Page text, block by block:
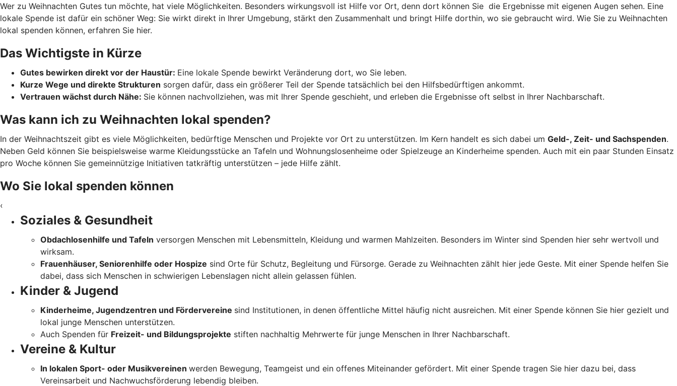
Wer zu Weihnachten Gutes tun möchte, hat viele Möglichkeiten. Besonders wirkungsvoll ist Hilfe vor Ort, denn dort können Sie die Ergebnisse mit eigenen Augen sehen. Eine
lokale Spende ist dafür ein schöner Weg: Sie wirkt direkt in Ihrer Umgebung, stärkt den Zusammenhalt und bringt Hilfe dorthin, wo sie gebraucht wird. Wie Sie zu Weihnachten
lokal spenden können, erfahren Sie hier.
Das Wichtigste in Kürze
Gutes bewirken direkt vor der Haustür: Eine lokale Spende bewirkt Veränderung dort, wo Sie leben.
Kurze Wege und direkte Strukturen sorgen dafür, dass ein größerer Teil der Spende tatsächlich bei den Hilfsbedürftigen ankommt.
Vertrauen wächst durch Nähe: Sie können nachvollziehen, was mit Ihrer Spende geschieht, und erleben die Ergebnisse oft selbst in Ihrer Nachbarschaft.
Was kann ich zu Weihnachten lokal spenden?
In der Weihnachtszeit gibt es viele Möglichkeiten, bedürftige Menschen und Projekte vor Ort zu unterstützen. Im Kern handelt es sich dabei um Geld-, Zeit- und Sachspenden.
Neben Geld können Sie beispielsweise warme Kleidungsstücke an Tafeln und Wohnungslosenheime oder Spielzeuge an Kinderheime spenden. Auch mit ein paar Stunden Einsatz
pro Woche können Sie gemeinnützige Initiativen tatkräftig unterstützen – jede Hilfe zählt.
Wo Sie lokal spenden können
‹
Soziales & Gesundheit
Obdachlosenhilfe und Tafeln versorgen Menschen mit Lebensmitteln, Kleidung und warmen Mahlzeiten. Besonders im Winter sind Spenden hier sehr wertvoll und
wirksam.
Frauenhäuser, Seniorenhilfe oder Hospize sind Orte für Schutz, Begleitung und Fürsorge. Gerade zu Weihnachten zählt hier jede Geste. Mit einer Spende helfen Sie
dabei, dass sich Menschen in schwierigen Lebenslagen nicht allein gelassen fühlen.
Kinder & Jugend
Kinderheime, Jugendzentren und Fördervereine sind Institutionen, in denen öffentliche Mittel häufig nicht ausreichen. Mit einer Spende können Sie hier gezielt und
lokal junge Menschen unterstützen.
Auch Spenden für Freizeit- und Bildungsprojekte stiften nachhaltig Mehrwerte für junge Menschen in Ihrer Nachbarschaft.
Vereine & Kultur
In lokalen Sport- oder Musikvereinen werden Bewegung, Teamgeist und ein offenes Miteinander gefördert. Mit einer Spende tragen Sie hier dazu bei, dass
Vereinsarbeit und Nachwuchsförderung lebendig bleiben.